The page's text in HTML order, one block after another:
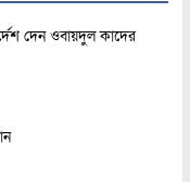
দেন ওবায়দুল কাদের